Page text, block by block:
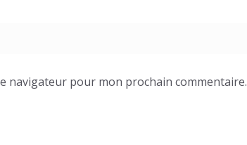
navigateur pour mon prochain commentaire.